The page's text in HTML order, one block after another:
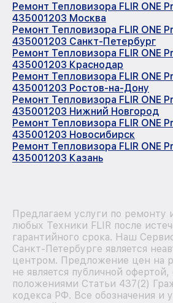
Ремонт Тепловизора FLIR ONE
435001203 Москва
Ремонт Тепловизора FLIR ONE
435001203 Санкт-Петербург
Ремонт Тепловизора FLIR ONE
435001203 Краснодар
Ремонт Тепловизора FLIR ONE
435001203 Ростов-на-Дону
Ремонт Тепловизора FLIR ONE
435001203 Нижний Новгород
Ремонт Тепловизора FLIR ONE
435001203 Новосибирск
Ремонт Тепловизора FLIR ONE
435001203 Казань
Предлагаем услуги по ремонту
любых Техники FLIR после
гарантийного срока. Наш
Санкт-Петербурге является
центром. Предложение цен на
не является публичной
положениями Статьи 437(2)
кодекса РФ. Все обозначения и